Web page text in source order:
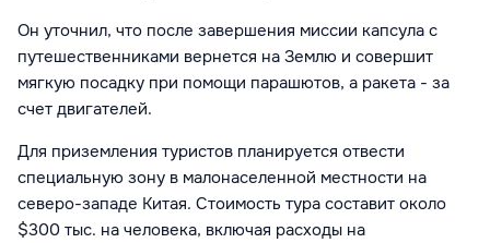
Он уточнил, что после завершения миссии капсула с
путешественниками вернется на Землю и совершит
мягкую посадку при помощи парашютов, а ракета - за
счет двигателей.
Для приземления туристов планируется отвести
специальную зону в малонаселенной местности на
северо-западе Китая. Стоимость тура составит около
$300 тыс. на человека, включая расходы на